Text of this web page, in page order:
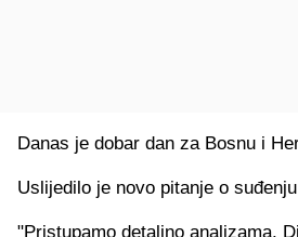
Danas je dobar dan za Bosnu i
Uslijedilo je novo pitanje o
"Pristupamo detaljno analizama.